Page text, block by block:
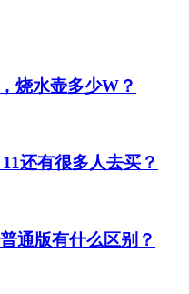
烧水壶多少W？
还有很多人去买？
通版有什么区别？